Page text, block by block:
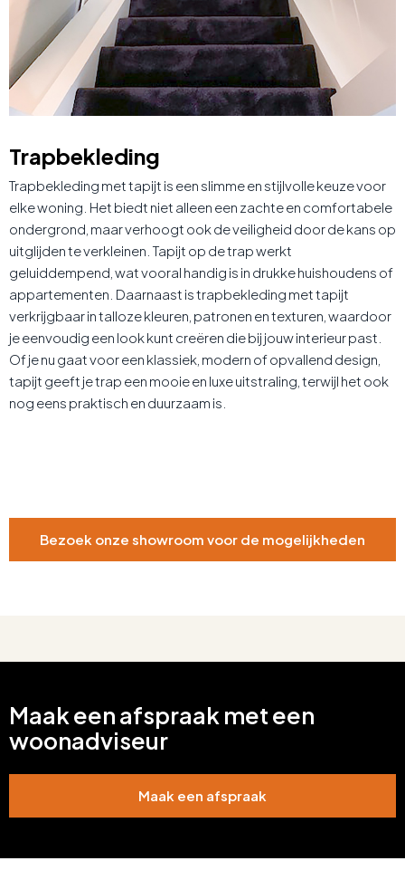
Trapbekleding
Trapbekleding met tapijt is een slimme en stijlvolle keuze voor
elke woning. Het biedt niet alleen een zachte en comfortabele
ondergrond, maar verhoogt ook de veiligheid door de kans op
uitglijden te verkleinen. Tapijt op de trap werkt
geluiddempend, wat vooral handig is in drukke huishoudens of
appartementen. Daarnaast is trapbekleding met tapijt
verkrijgbaar in talloze kleuren, patronen en texturen, waardoor
je eenvoudig een look kunt creëren die bij jouw interieur past.
Of je nu gaat voor een klassiek, modern of opvallend design,
tapijt geeft je trap een mooie en luxe uitstraling, terwijl het ook
nog eens praktisch en duurzaam is.
Bezoek onze showroom voor de mogelijkheden
Maak een afspraak met een
woonadviseur
Maak een afspraak